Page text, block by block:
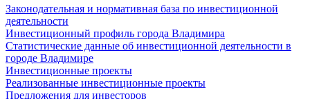
Законодательная и нормативная база по инвестиционной
деятельности
Инвестиционный профиль города Владимира
Статистические данные об инвестиционной деятельности в
городе Владимире
Инвестиционные проекты
Реализованные инвестиционные проекты
Предложения для инвесторов